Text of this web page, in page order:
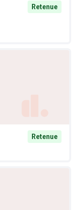
Retenue
Retenue